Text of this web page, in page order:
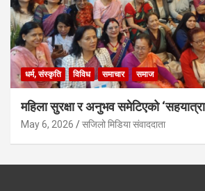
धर्म, संस्कृति विविध समाचार समाज
महिला सुरक्षा र अनुभव समेटिएको
May 6, 2026 सजिलो मिडिया संवाददाता